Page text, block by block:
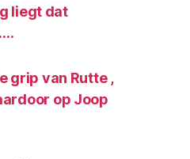
liegt dat
grip van Rutte ,
op Joop